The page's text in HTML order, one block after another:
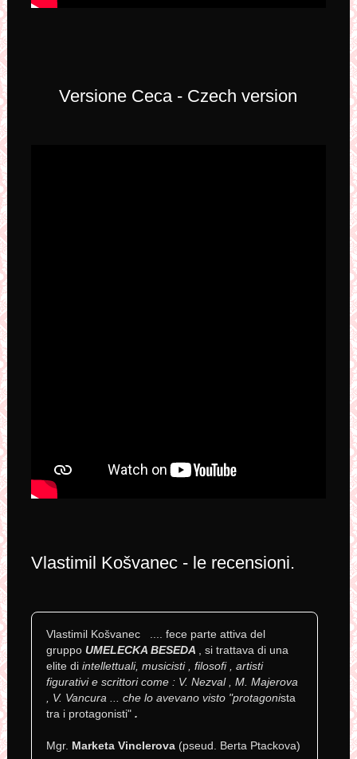
Versione Ceca - Czech version
Vlastimil Košvanec - le recensioni.
Vlastimil Košvanec .... fece parte attiva del
gruppo UMELECKA BESEDA
, si trattava di una
elite di intellettuali, musicisti , filosofi , artisti
figurativi e scrittori come : V. Nezval , M. Majerova
, V. Vancura ... che lo avevano visto "protagonista
tra i protagonisti".
Mgr. Marketa Vinclerova(pseud. Berta Ptackova)